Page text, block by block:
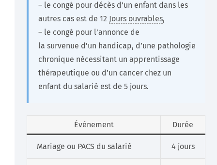
– le congé pour décès d’un enfant dans les
autres cas est de 12 Jours ouvrables,
– le congé pour l’annonce de
la survenue d’un handicap, d’une pathologie
chronique nécessitant un apprentissage
thérapeutique ou d’un cancer chez un
enfant du salarié est de 5 jours.
Événement Durée
Mariage ou PACS du salarié 4 jours